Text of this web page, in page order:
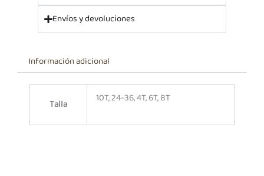
Envíos y devoluciones
Información adicional
Talla 10T, 24-36, 4T, 6T, 8T